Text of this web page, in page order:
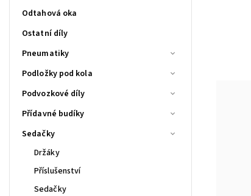
Odtahová oka
Ostatní díly
Pneumatiky
Podložky pod kola
Podvozkové díly
Přídavné budíky
Sedačky
Držáky
Příslušenství
Sedačky